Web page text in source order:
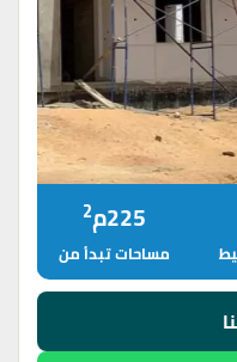
225م 2
مساحات تبدأ من